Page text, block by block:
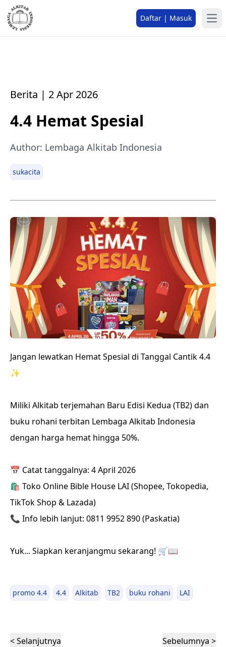
Daftar | Masuk
Berita | 2 Apr 2026
4.4 Hemat Spesial
Author: Lembaga Alkitab Indonesia
sukacita
Jangan lewatkan Hemat Spesial di Tanggal Cantik 4.4
✨
Miliki Alkitab terjemahan Baru Edisi Kedua (TB2) dan
buku rohani terbitan Lembaga Alkitab Indonesia
dengan harga hemat hingga 50%.
📅 Catat tanggalnya: 4 April 2026
🛍️ Toko Online Bible House LAI (Shopee, Tokopedia,
TikTok Shop & Lazada)
📞 Info lebih lanjut: 0811 9952 890 (Paskatia)
Yuk... Siapkan keranjangmu sekarang! 🛒📖
promo 4.4 4.4 Alkitab TB2 buku rohani LAI
< Selanjutnya Sebelumnya >